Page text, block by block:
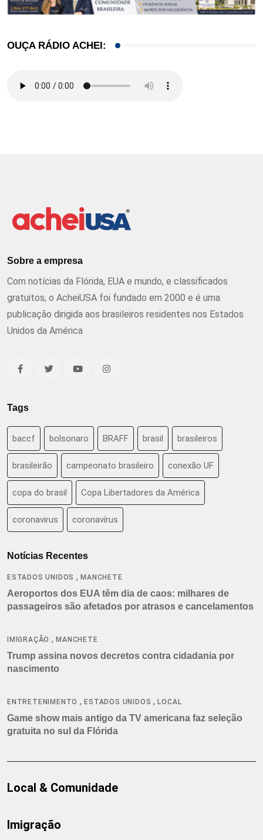
OUÇA RÁDIO ACHEI:
Sobre a empresa
Com notícias da Flórida, EUA e mundo, e classificados
gratuitos, o AcheiUSA foi fundado em 2000 e é uma
publicação dirigida aos brasileiros residentes nos Estados
Unidos da América
Tags
baccf bolsonaro BRAFF brasil brasileiros
brasileirão campeonato brasileiro conexão UF
copa do brasil Copa Libertadores da América
coronavirus coronavírus
Notícias Recentes
ESTADOS UNIDOS ,MANCHETE
Aeroportos dos EUA têm dia de caos: milhares de
passageiros são afetados por atrasos e cancelamentos
IMIGRAÇÃO ,MANCHETE
Trump assina novos decretos contra cidadania por
nascimento
ENTRETENIMENTO ,ESTADOS UNIDOS ,LOCAL
Game show mais antigo da TV americana faz seleção
gratuita no sul da Flórida
Local & Comunidade
Imigração